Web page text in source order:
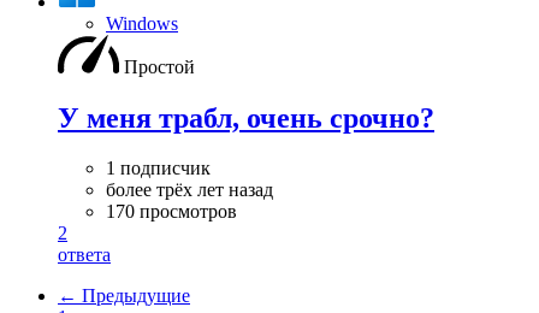
Windows
Простой
У меня трабл, очень срочно?
1 подписчик
более трёх лет назад
170 просмотров
2
ответа
← Предыдущие